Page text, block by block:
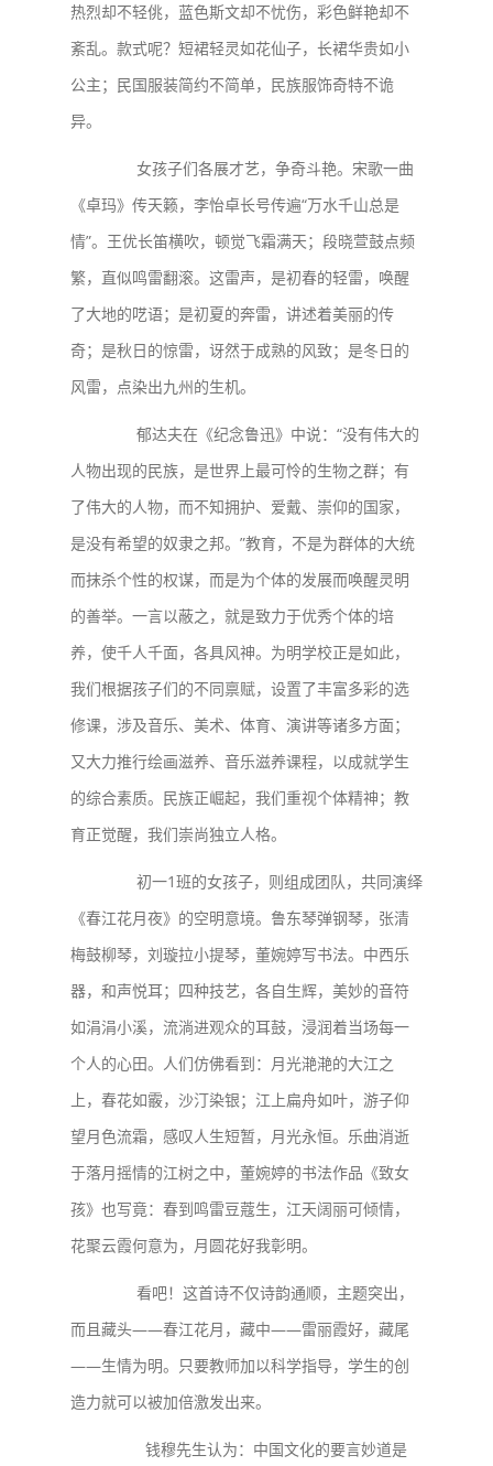
热烈却不轻佻，蓝色斯文却不忧伤，彩色鲜艳却不
紊乱。款式呢？短裙轻灵如花仙子，长裙华贵如小
公主；民国服装简约不简单，民族服饰奇特不诡
异。
女孩子们各展才艺，争奇斗艳。宋歌一曲
《卓玛》传天籁，李怡卓长号传遍“万水千山总是
情”。王优长笛横吹，顿觉飞霜满天；段晓萱鼓点频
繁，直似鸣雷翻滚。这雷声，是初春的轻雷，唤醒
了大地的呓语；是初夏的奔雷，讲述着美丽的传
奇；是秋日的惊雷，讶然于成熟的风致；是冬日的
风雷，点染出九州的生机。
郁达夫在《纪念鲁迅》中说：“没有伟大的
人物出现的民族，是世界上最可怜的生物之群；有
了伟大的人物，而不知拥护、爱戴、崇仰的国家，
是没有希望的奴隶之邦。”教育，不是为群体的大统
而抹杀个性的权谋，而是为个体的发展而唤醒灵明
的善举。一言以蔽之，就是致力于优秀个体的培
养，使千人千面，各具风神。为明学校正是如此，
我们根据孩子们的不同禀赋，设置了丰富多彩的选
修课，涉及音乐、美术、体育、演讲等诸多方面；
又大力推行绘画滋养、音乐滋养课程，以成就学生
的综合素质。民族正崛起，我们重视个体精神；教
育正觉醒，我们崇尚独立人格。
初一1班的女孩子，则组成团队，共同演绎
《春江花月夜》的空明意境。鲁东琴弹钢琴，张清
梅鼓柳琴，刘璇拉小提琴，董婉婷写书法。中西乐
器，和声悦耳；四种技艺，各自生辉，美妙的音符
如涓涓小溪，流淌进观众的耳鼓，浸润着当场每一
个人的心田。人们仿佛看到：月光滟滟的大江之
上，春花如霰，沙汀染银；江上扁舟如叶，游子仰
望月色流霜，感叹人生短暂，月光永恒。乐曲消逝
于落月摇情的江树之中，董婉婷的书法作品《致女
孩》也写竟： 春到鸣雷豆蔻生， 江天阔丽可倾情，
花聚云霞何意为， 月圆花好我彰明。
看吧！这首诗不仅诗韵通顺，主题突出，
而且藏头——春江花月，藏中——雷丽霞好，藏尾
——生情为明。只要教师加以科学指导，学生的创
造力就可以被加倍激发出来。
钱穆先生认为：中国文化的要言妙道是